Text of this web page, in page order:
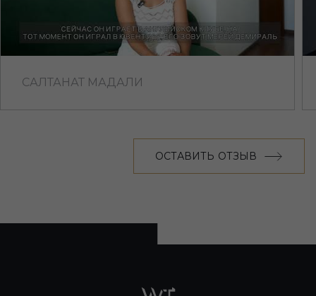
САЛТАНАТ МАДАЛИ
ОСТАВИТЬ ОТЗЫВ